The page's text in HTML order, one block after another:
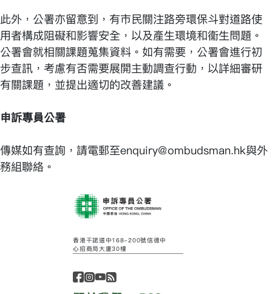
此外，公署亦留意到，有市民關注路旁環保斗對道路使
用者構成阻礙和影響安全，以及產生環境和衞生問題。
公署會就相關課題蒐集資料。如有需要，公署會進行初
步查訊，考慮有否需要展開主動調查行動，以詳細審研
有關課題，並提出適切的改善建議。
申訴專員公署
傳媒如有查詢，請電郵至enquiry@ombudsman.hk與外
務組聯絡。
香港干諾道中168-200號信德中
心招商局大廈30樓